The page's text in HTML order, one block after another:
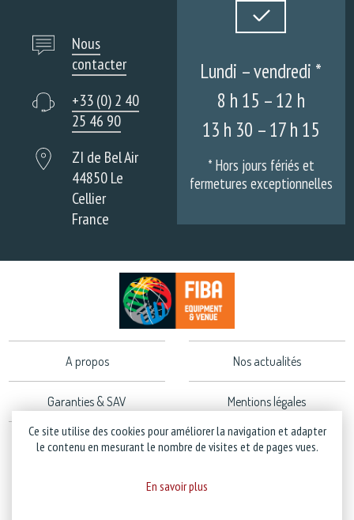
Nous
contacter
+33 (0) 2 40
25 46 90
ZI de Bel Air
44850 Le
Cellier
France
Lundi – vendredi *
8 h 15 – 12 h
13 h 30 – 17 h 15
* Hors jours fériés et
fermetures exceptionnelles
A propos Nos actualités
Garanties & SAV Mentions légales
Politique de confidentialité
Ce site utilise des cookies pour améliorer la navigation et adapter
le contenu en mesurant le nombre de visites et de pages vues.
En savoir plus